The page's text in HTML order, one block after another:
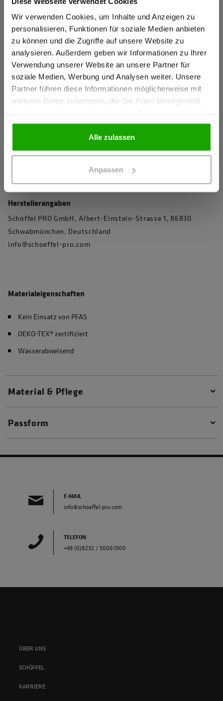
Wir verwenden Cookies, um Inhalte und Anzeigen zu
personalisieren, Funktionen für soziale Medien anbieten
zu können und die Zugriffe auf unsere Website zu
analysieren. Außerdem geben wir Informationen zu Ihrer
Verwendung unserer Website an unsere Partner für
soziale Medien, Werbung und Analysen weiter. Unsere
Partner führen diese Informationen möglicherweise mit
weiteren Daten zusammen, die Sie ihnen bereitgestellt
gesammelt haben.
Alle zulassen
Anpassen
4D Body Mapping für beste Performance
Knietaschen zertifiziert nach EN 14404-3:2024
Extrem robustes PRO AR40 Knieschutz-Gewebe für
maximale Abriebfestigkeit
Wasserabweisendes Stretchmaterial für perfekten
Tragekomfort
Verdeckter Knopf und Reißverschluss verhindert das
Herstellerangaben
Schöffel PRO GmbH, Albert-Einstein-Strasse 1, 86830
Schwabmünchen, Deutschland
info@schoeffel-pro.com
Materialeigenschaften
Kein Einsatz von PFAS
OEKO-TEX® zertifiziert
Wasserabweisend
Material & Pflege
Passform
E-MAIL
info@schoeffel-pro.com
TELEFON
+49 (0)8232 / 5006-1300
ÜBER UNS
SCHÖFFEL
KARRIERE
Sind Sie
Gewerbetreibender?
Ich bestätige, dass ich Gewerbetreibender bin. Alle
Preise werden netto ausgewiesen.